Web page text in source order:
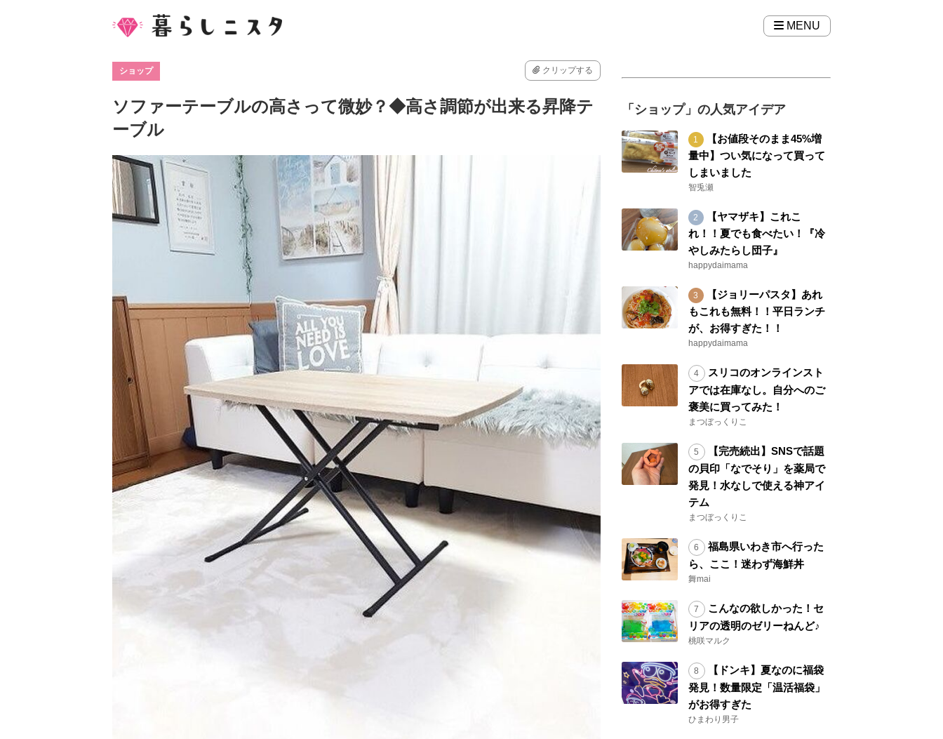
MENU
ショップ クリップする
ソファーテーブルの高さって微妙？◆高さ調節が出来る昇降テ
ーブル
「ショップ」の人気アイデア
【お値段そのまま45%増
量中】つい気になって買って
しまいました
智兎瀬
【ヤマザキ】これこ
れ！！夏でも食べたい！『冷
やしみたらし団子』
happydaimama
【ジョリーパスタ】あれ
もこれも無料！！平日ランチ
が、お得すぎた！！
happydaimama
スリコのオンラインスト
アでは在庫なし。自分へのご
褒美に買ってみた！
まつぼっくりこ
【完売続出】SNSで話題
の貝印「なでそり」を薬局で
発見！水なしで使える神アイ
テム
まつぼっくりこ
福島県いわき市へ行った
ら、ここ！迷わず海鮮丼
舞mai
こんなの欲しかった！セ
リアの透明のゼリーねんど♪
桃咲マルク
【ドンキ】夏なのに福袋
発見！数量限定「温活福袋」
がお得すぎた
ひまわり男子